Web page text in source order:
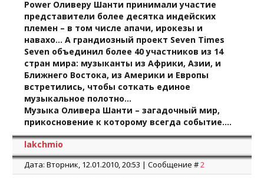
Power Оливеру Шанти принимали участие
представители более десятка индейских
племен – в том числе апачи, ирокезы и
навахо... А грандиозный проект Seven Times
Seven объединил более 40 участников из 14
стран мира: музыканты из Африки, Азии, и
Ближнего Востока, из Америки и Европы
встретились, чтобы соткать единое
музыкальное полотно…
Музыка Оливера Шанти – загадочный мир,
прикосновение к которому всегда событие….
lakchmio
Дата: Вторник, 12.01.2010, 20:53 | Сообщение #2